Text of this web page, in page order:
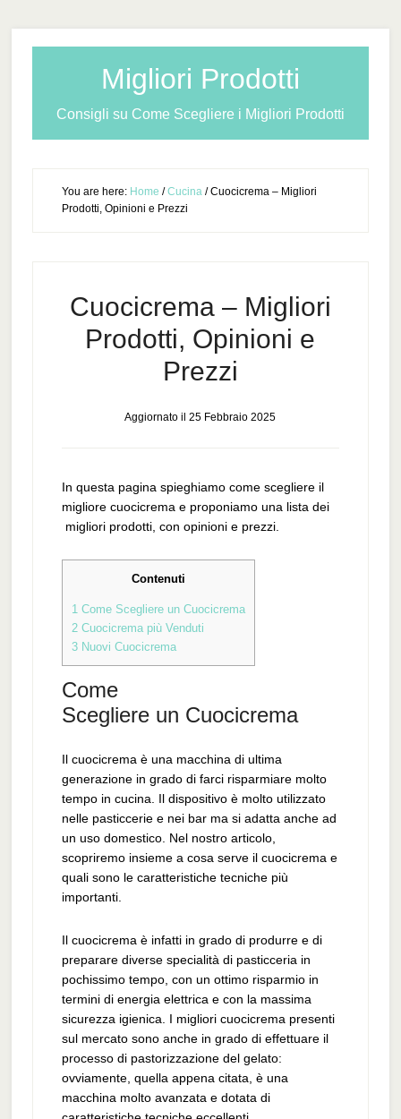
Migliori Prodotti
Consigli su Come Scegliere i Migliori Prodotti
You are here: Home / Cucina /Cuocicrema – Migliori
Prodotti, Opinioni e Prezzi
Cuocicrema – Migliori
Prodotti, Opinioni e
Prezzi
Aggiornato il25 Febbraio 2025
In questa pagina spieghiamo come scegliere il
migliore cuocicrema e proponiamo una lista dei
migliori prodotti, con opinioni e prezzi.
Contenuti
1Come Scegliere un Cuocicrema
2Cuocicrema più Venduti
3Nuovi Cuocicrema
Come
Scegliere un Cuocicrema
Il cuocicrema è una macchina di ultima
generazione in grado di farci risparmiare molto
tempo in cucina. Il dispositivo è molto utilizzato
nelle pasticcerie e nei bar ma si adatta anche ad
un uso domestico. Nel nostro articolo,
scopriremo insieme a cosa serve il cuocicrema e
quali sono le caratteristiche tecniche più
importanti.
Il cuocicrema è infatti in grado di produrre e di
preparare diverse specialità di pasticceria in
pochissimo tempo, con un ottimo risparmio in
termini di energia elettrica e con la massima
sicurezza igienica. I migliori cuocicrema presenti
sul mercato sono anche in grado di effettuare il
processo di pastorizzazione del gelato:
ovviamente, quella appena citata, è una
macchina molto avanzata e dotata di